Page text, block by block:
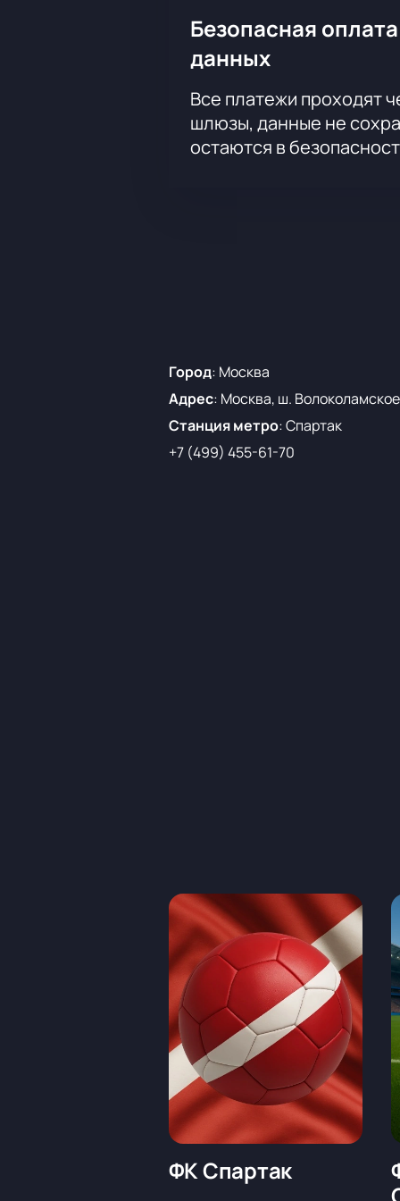
Безопасная
данных
Все платежи проходят
шлюзы, данные не
остаются в
Город: Москва
Адрес: Москва, ш.
Станция метро:Спартак
+7 (499) 455-61-70
ФК Спартак